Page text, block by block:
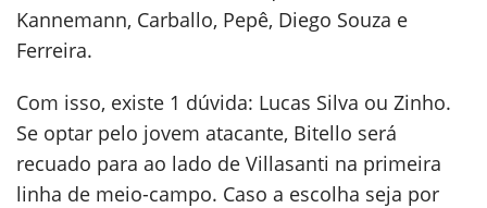
Kannemann, Carballo, Pepê, Diego Souza e
Ferreira.
Com isso, existe 1 dúvida: Lucas Silva ou Zinho.
Se optar pelo jovem atacante, Bitello será
recuado para ao lado de Villasanti na primeira
linha de meio-campo. Caso a escolha seja por